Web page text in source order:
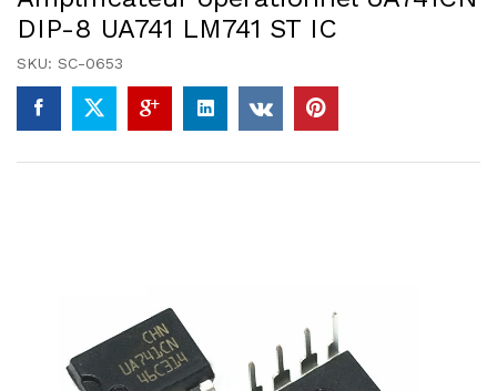
DIP-8 UA741 LM741 ST IC
SKU: SC-0653